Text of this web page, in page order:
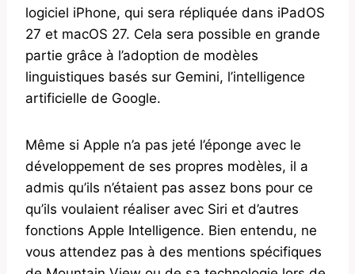
logiciel iPhone, qui sera répliquée dans iPadOS
27 et macOS 27. Cela sera possible en grande
partie grâce à l’adoption de modèles
linguistiques basés sur Gemini, l’intelligence
artificielle de Google.
Même si Apple n’a pas jeté l’éponge avec le
développement de ses propres modèles, il a
admis qu’ils n’étaient pas assez bons pour ce
qu’ils voulaient réaliser avec Siri et d’autres
fonctions Apple Intelligence. Bien entendu, ne
vous attendez pas à des mentions spécifiques